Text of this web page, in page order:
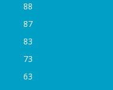
88
87
83
73
63